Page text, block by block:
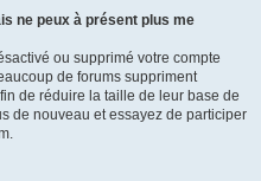
ne peux à présent plus me
ou supprimé votre compte
de forums suppriment
de réduire la taille de leur base de
de nouveau et essayez de participer